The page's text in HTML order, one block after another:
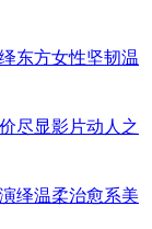
东方女性坚韧温
尽显影片动人之
绎温柔治愈系美